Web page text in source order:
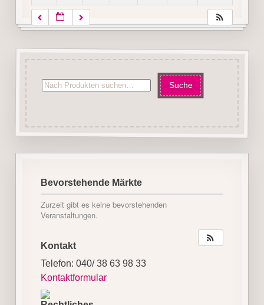
Bevorstehende Märkte
Zurzeit gibt es keine bevorstehenden
Veranstaltungen.
Kontakt
Telefon: 040/ 38 63 98 33
Kontaktformular